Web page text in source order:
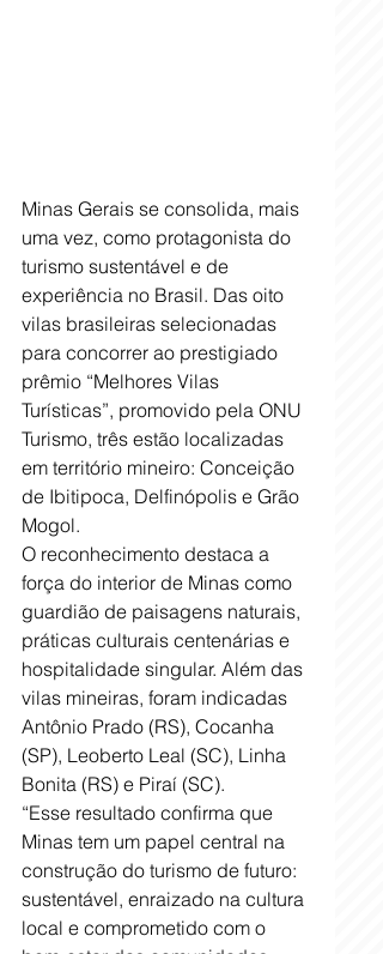
Minas Gerais se consolida, mais
uma vez, como protagonista do
turismo sustentável e de
experiência no Brasil. Das oito
vilas brasileiras selecionadas
para concorrer ao prestigiado
prêmio “Melhores Vilas
Turísticas”, promovido pela ONU
Turismo, três estão localizadas
em território mineiro: Conceição
de Ibitipoca, Delfinópolis e Grão
Mogol.
O reconhecimento destaca a
força do interior de Minas como
guardião de paisagens naturais,
práticas culturais centenárias e
hospitalidade singular. Além das
vilas mineiras, foram indicadas
Antônio Prado (RS), Cocanha
(SP), Leoberto Leal (SC), Linha
Bonita (RS) e Piraí (SC).
“Esse resultado confirma que
Minas tem um papel central na
construção do turismo de futuro:
sustentável, enraizado na cultura
local e comprometido com o